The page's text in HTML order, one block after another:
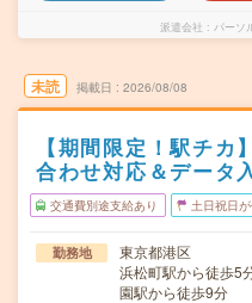
派遣会社 パーソ
未読 掲載日 2026/08/08
【期間限定！駅チカ
合わせ対応＆データ
交通費別途支給あり 土日祝日
勤務地
東京都港区
浜松町駅から徒歩5
園駅から徒歩9分